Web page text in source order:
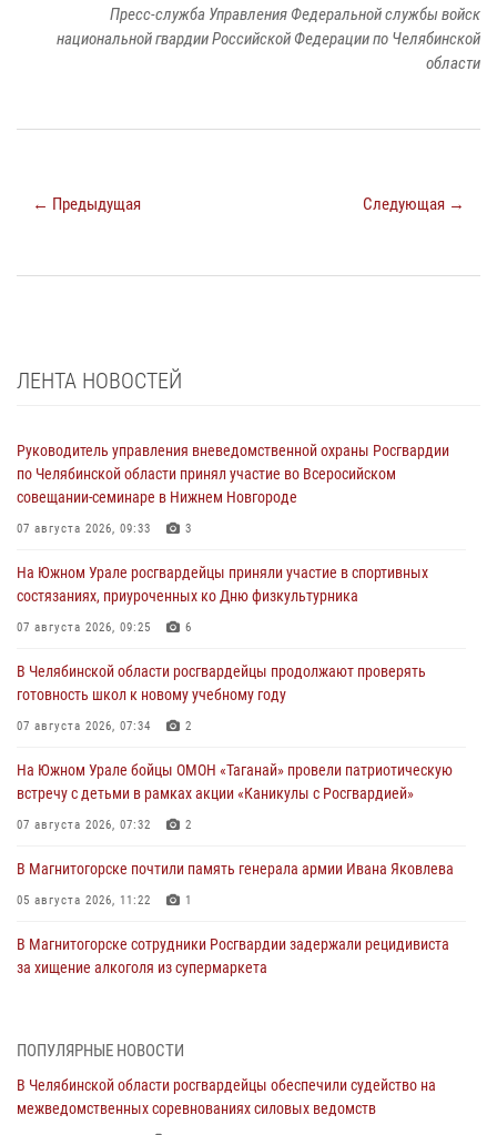
Пресс-служба Управления Федеральной службы войск
национальной гвардии Российской Федерации по Челябинской
области
← Предыдущая Следующая →
ЛЕНТА НОВОСТЕЙ
Руководитель управления вневедомственной охраны Росгвардии
по Челябинской области принял участие во Всеросийском
совещании-семинаре в Нижнем Новгороде
07 августа 2026, 09:33 3
На Южном Урале росгвардейцы приняли участие в спортивных
состязаниях, приуроченных ко Дню физкультурника
07 августа 2026, 09:25 6
В Челябинской области росгвардейцы продолжают проверять
готовность школ к новому учебному году
07 августа 2026, 07:34 2
На Южном Урале бойцы ОМОН «Таганай» провели патриотическую
встречу с детьми в рамках акции «Каникулы с Росгвардией»
07 августа 2026, 07:32 2
В Магнитогорске почтили память генерала армии Ивана Яковлева
05 августа 2026, 11:22 1
В Магнитогорске сотрудники Росгвардии задержали рецидивиста
за хищение алкоголя из супермаркета
На Южном Урале спецназ Росгвардии провел военно-полевые
ПОПУЛЯРНЫЕ НОВОСТИ
В Челябинской области росгвардейцы обеспечили судейство на
межведомственных соревнованиях силовых ведомств